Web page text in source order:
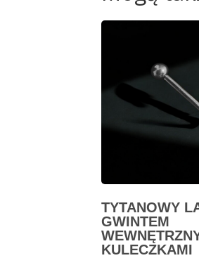
TYTANOWY
GWINTEM
KULECZKAMI